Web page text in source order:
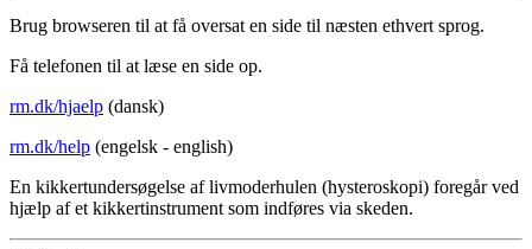
Brug browseren til at få oversat en side til næsten ethvert sprog.
Få telefonen til at læse en side op.
rm.dk/hjaelp (dansk)
rm.dk/help (engelsk - english)
En kikkertundersøgelse af livmoderhulen (hysteroskopi) foregår ved
hjælp af et kikkertinstrument som indføres via skeden.